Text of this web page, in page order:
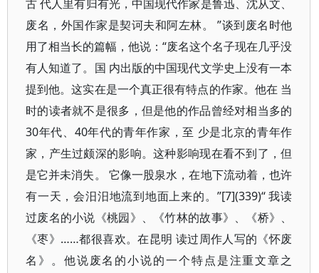
古 代人里有归有光，中国现代作家是鲁迅、沈从文、
废名，外国作家是契诃夫和阿左林。 ”谈到废名时他
用了相当长的篇幅，他说：“废名这个名子现在几乎没
有人知道了。国 内出版的中国现代文学史上没有一本
提到他。这实在是一个真正很有特点的作家。他在 当
时的读者就不是很多，但是他的作品曾经对相当多的
30年代、40年代的青年作家，至 少是北京的青年作
家，产生过颇深的影响。这种影响现在看不到了，但
是它并未消失。 它像一股泉水，在地下流动着，也许
有一天，会汨汨地流到地面上来的。”[7](339)“ 我读
过废名的小说《桃园》、《竹林的故事》、《桥》、
《枣》……都很喜欢。在昆明 读过周作人写的《怀废
名》。他说废名的小说的一个特点是注重文章之